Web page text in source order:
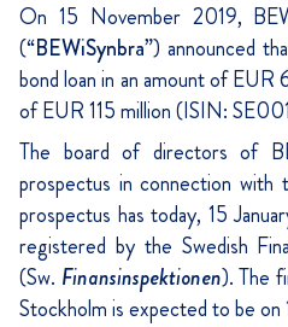
On 15 November 2019,
(“BEWiSynbra”) announced
bond loan in an amount of
of EUR 115 million (ISIN:
The board of directors of
prospectus in connection
prospectus has today, 15
registered by the Swedish
(Sw. Finansinspektionen). The
Stockholm is expected to be